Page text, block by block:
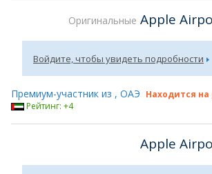
Оригинальные Apple
Войдите, чтобы увидеть подробности
Премиум-участник из , ОАЭ Находится на
Рейтинг: +4
Apple